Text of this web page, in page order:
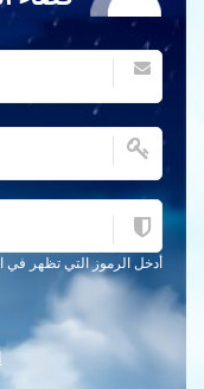
أدخل الرموز التي تظهر في